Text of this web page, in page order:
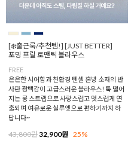
[❄️출근룩/추천템!] [JUST BETTER]
포밍 프릴 로맨틱 블라우스
FREE
은은한 시어함과 친환경 텐셀 혼방 소재의 반
사판 광택감이 고급스러운 블라우스! 툭 떨어
지는 롱 스트랩으로 사랑스럽고 멋스럽게 연
출되며 여유로운 실루엣으로 편하기까지 하
답니다~
43,800원32,900원 25%